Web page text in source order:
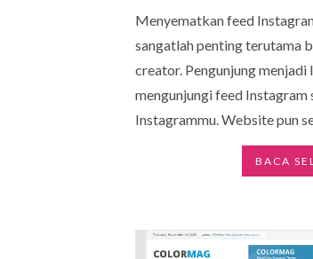
Menyematkan feed
sangatlah penting terutama
creator. Pengunjung menjadi
mengunjungi feed
Instagrammu. Website pun
BACA